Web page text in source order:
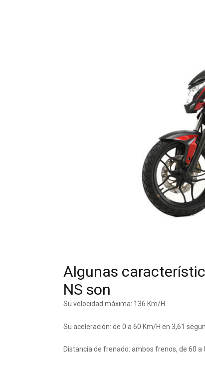
Algunas
NS son
Su velocidad máxima: 136 Km/H
Su aceleración: de 0 a 60 Km/H en 3,61
Distancia de frenado: ambos frenos, de 60 a